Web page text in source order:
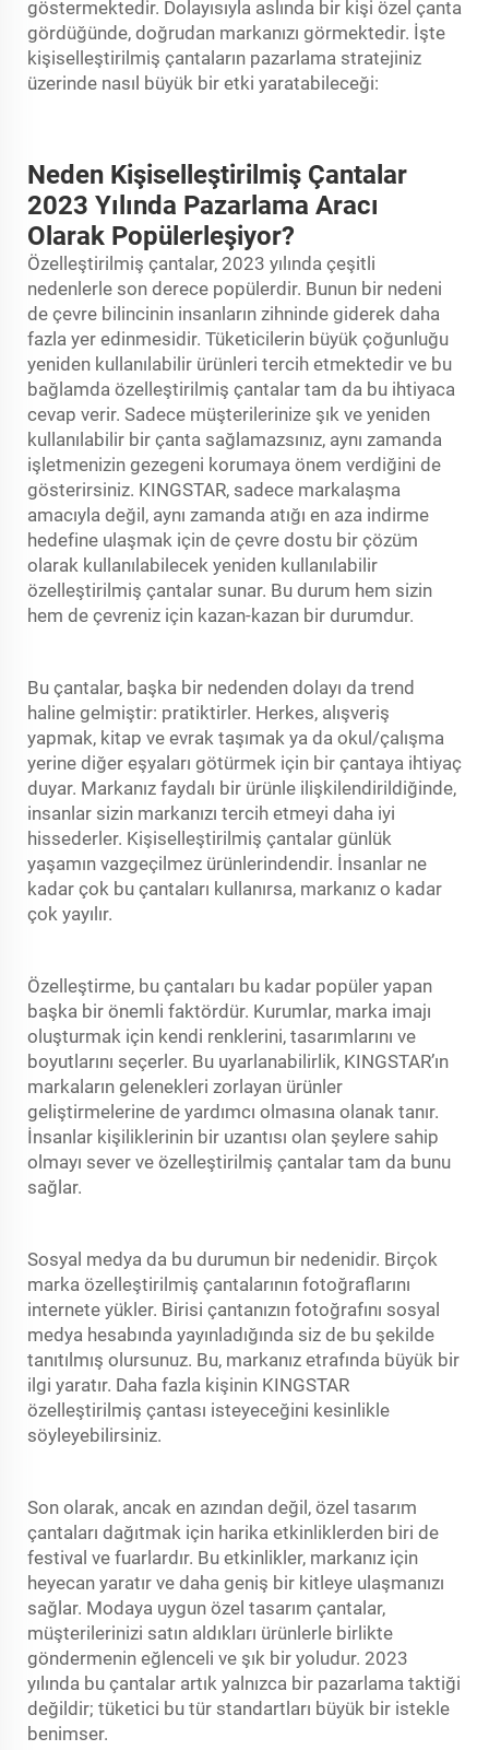
göstermektedir. Dolayısıyla aslında bir kişi özel çanta
gördüğünde, doğrudan markanızı görmektedir. İşte
kişiselleştirilmiş çantaların pazarlama stratejiniz
üzerinde nasıl büyük bir etki yaratabileceği:
Neden Kişiselleştirilmiş Çantalar
2023 Yılında Pazarlama Aracı
Olarak Popülerleşiyor?
Özelleştirilmiş çantalar, 2023 yılında çeşitli
nedenlerle son derece popülerdir. Bunun bir nedeni
de çevre bilincinin insanların zihninde giderek daha
fazla yer edinmesidir. Tüketicilerin büyük çoğunluğu
yeniden kullanılabilir ürünleri tercih etmektedir ve bu
bağlamda özelleştirilmiş çantalar tam da bu ihtiyaca
cevap verir. Sadece müşterilerinize şık ve yeniden
kullanılabilir bir çanta sağlamazsınız, aynı zamanda
işletmenizin gezegeni korumaya önem verdiğini de
gösterirsiniz. KINGSTAR, sadece markalaşma
amacıyla değil, aynı zamanda atığı en aza indirme
hedefine ulaşmak için de çevre dostu bir çözüm
olarak kullanılabilecek yeniden kullanılabilir
özelleştirilmiş çantalar sunar. Bu durum hem sizin
hem de çevreniz için kazan-kazan bir durumdur.
Bu çantalar, başka bir nedenden dolayı da trend
haline gelmiştir: pratiktirler. Herkes, alışveriş
yapmak, kitap ve evrak taşımak ya da okul/çalışma
yerine diğer eşyaları götürmek için bir çantaya ihtiyaç
duyar. Markanız faydalı bir ürünle ilişkilendirildiğinde,
insanlar sizin markanızı tercih etmeyi daha iyi
hissederler. Kişiselleştirilmiş çantalar günlük
yaşamın vazgeçilmez ürünlerindendir. İnsanlar ne
kadar çok bu çantaları kullanırsa, markanız o kadar
çok yayılır.
Özelleştirme, bu çantaları bu kadar popüler yapan
başka bir önemli faktördür. Kurumlar, marka imajı
oluşturmak için kendi renklerini, tasarımlarını ve
boyutlarını seçerler. Bu uyarlanabilirlik, KINGSTAR’ın
markaların gelenekleri zorlayan ürünler
geliştirmelerine de yardımcı olmasına olanak tanır.
İnsanlar kişiliklerinin bir uzantısı olan şeylere sahip
olmayı sever ve özelleştirilmiş çantalar tam da bunu
sağlar.
Sosyal medya da bu durumun bir nedenidir. Birçok
marka özelleştirilmiş çantalarının fotoğraflarını
internete yükler. Birisi çantanızın fotoğrafını sosyal
medya hesabında yayınladığında siz de bu şekilde
tanıtılmış olursunuz. Bu, markanız etrafında büyük bir
ilgi yaratır. Daha fazla kişinin KINGSTAR
özelleştirilmiş çantası isteyeceğini kesinlikle
söyleyebilirsiniz.
Son olarak, ancak en azından değil, özel tasarım
çantaları dağıtmak için harika etkinliklerden biri de
festival ve fuarlardır. Bu etkinlikler, markanız için
heyecan yaratır ve daha geniş bir kitleye ulaşmanızı
sağlar. Modaya uygun özel tasarım çantalar,
müşterilerinizi satın aldıkları ürünlerle birlikte
göndermenin eğlenceli ve şık bir yoludur. 2023
yılında bu çantalar artık yalnızca bir pazarlama taktiği
değildir; tüketici bu tür standartları büyük bir istekle
benimser.